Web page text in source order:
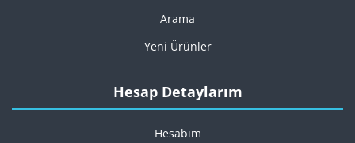
Arama
Yeni Ürünler
Hesap Detaylarım
Hesabım